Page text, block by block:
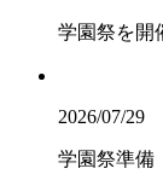
学園祭を開
2026/07/29
学園祭準備